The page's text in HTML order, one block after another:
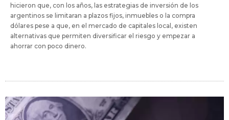
hicieron que, con los años, las estrategias de inversión de los
argentinos se limitaran a plazos fijos, inmuebles o la compra
dólares pese a que, en el mercado de capitales local, existen
alternativas que permiten diversificar el riesgo y empezar a
ahorrar con poco dinero.